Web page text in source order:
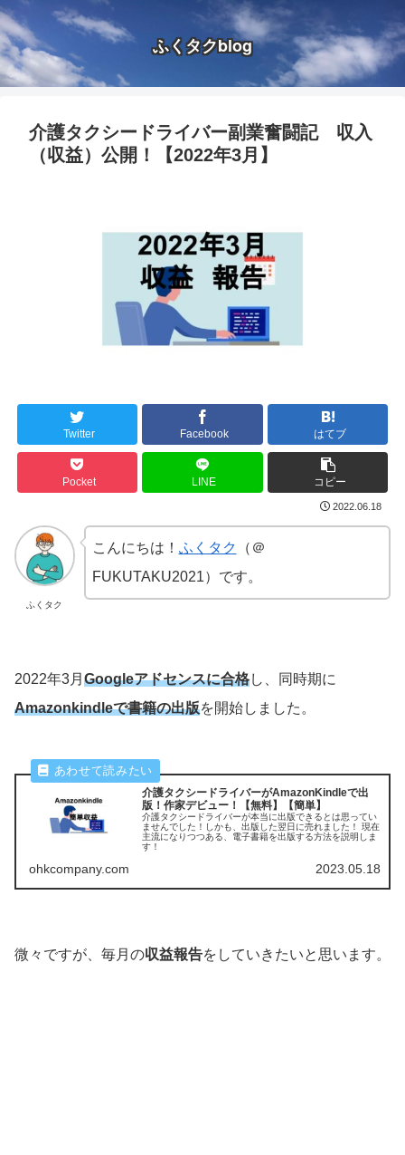
ふくタクblog
介護タクシードライバー副業奮闘記 収入
（収益）公開！【2022年3月】
Twitter Facebook はてブ
Pocket LINE コピー
2022.06.18
ふくタク
こんにちは！ ふくタク （＠
FUKUTAKU2021）です。
2022年3月 Googleアドセンスに合格し、同時期に
Amazonkindleで書籍の出版を開始しました。
介護タクシードライバーがAmazonKindleで出
版！作家デビュー！【無料】【簡単】
介護タクシードライバーが本当に出版できるとは思ってい
ませんでした！しかも、出版した翌日に売れました！ 現在
主流になりつつある、電子書籍を出版する方法を説明しま
す！
ohkcompany.com 2023.05.18
微々ですが、毎月の収益報告をしていきたいと思います。